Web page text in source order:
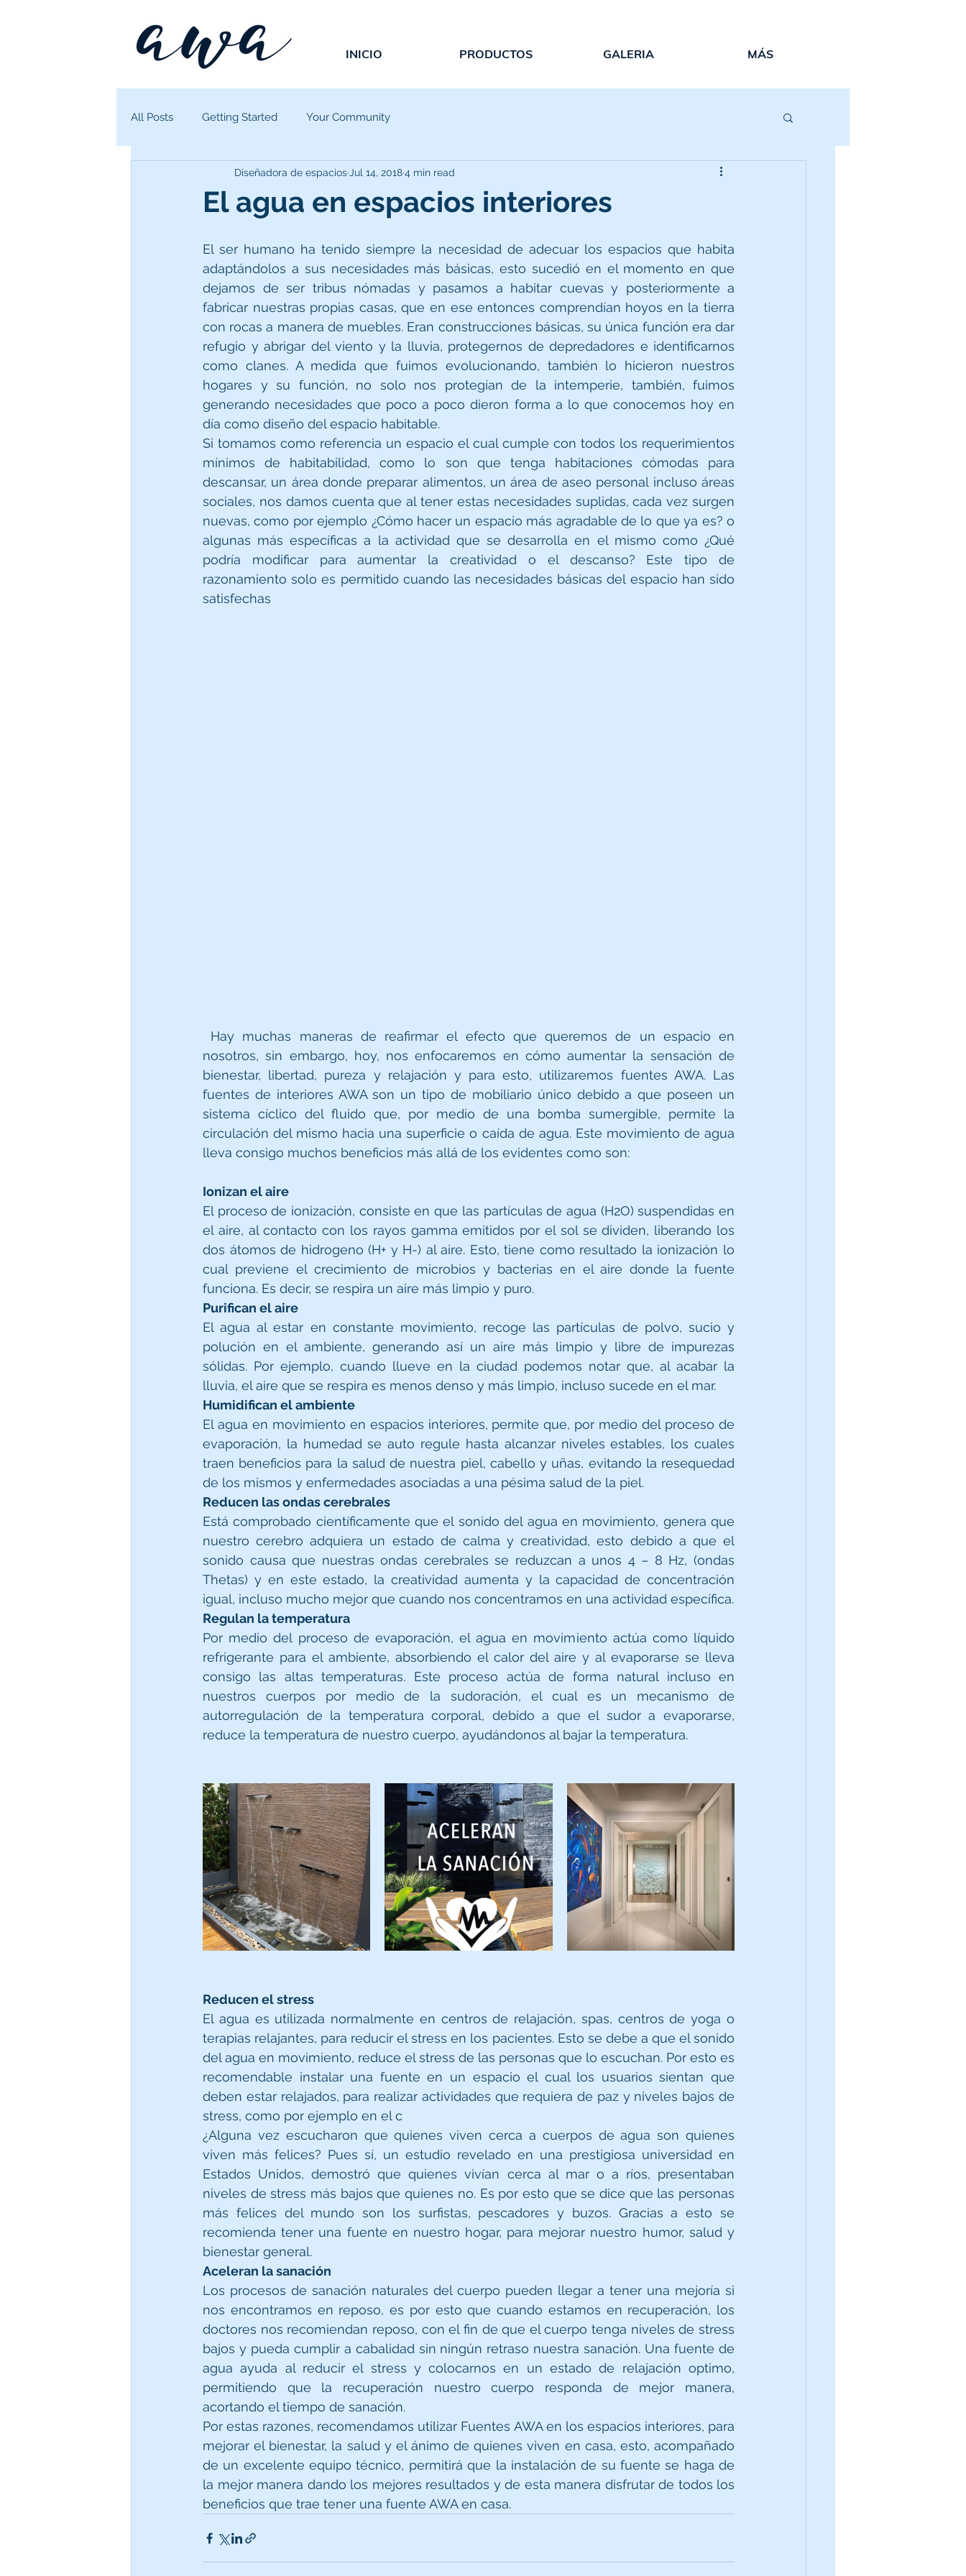
INICIO PRODUCTOS GALERIA MÁS
All Posts Getting Started Your Community
El agua en espacios interiores
Diseñadora de espacios Jul 14, 20184 min read
El ser humano ha tenido siempre la necesidad de adecuar los espacios que habita
adaptándolos a sus necesidades más básicas, esto sucedió en el momento en que
dejamos de ser tribus nómadas y pasamos a habitar cuevas y posteriormente a
fabricar nuestras propias casas, que en ese entonces comprendían hoyos en la tierra
con rocas a manera de muebles. Eran construcciones básicas, su única función era dar
refugio y abrigar del viento y la lluvia, protegernos de depredadores e identificarnos
como clanes. A medida que fuimos evolucionando, también lo hicieron nuestros
hogares y su función, no solo nos protegían de la intemperie, también, fuimos
generando necesidades que poco a poco dieron forma a lo que conocemos hoy en
día como diseño del espacio habitable.
Si tomamos como referencia un espacio el cual cumple con todos los requerimientos
mínimos de habitabilidad, como lo son que tenga habitaciones cómodas para
descansar, un área donde preparar alimentos, un área de aseo personal incluso áreas
sociales, nos damos cuenta que al tener estas necesidades suplidas, cada vez surgen
nuevas, como por ejemplo ¿Cómo hacer un espacio más agradable de lo que ya es? o
algunas más específicas a la actividad que se desarrolla en el mismo como ¿Qué
podría modificar para aumentar la creatividad o el descanso? Este tipo de
razonamiento solo es permitido cuando las necesidades básicas del espacio han sido
satisfechas
nosotros, sin embargo, hoy, nos enfocaremos en cómo aumentar la sensación de
bienestar, libertad, pureza y relajación y para esto, utilizaremos fuentes AWA. Las
fuentes de interiores AWA son un tipo de mobiliario único debido a que poseen un
sistema cíclico del fluido que, por medio de una bomba sumergible, permite la
circulación del mismo hacia una superficie o caída de agua. Este movimiento de agua
lleva consigo muchos beneficios más allá de los evidentes como son:
Ionizan el aire
El proceso de ionización, consiste en que las partículas de agua (H2O) suspendidas en
el aire, al contacto con los rayos gamma emitidos por el sol se dividen, liberando los
dos átomos de hidrogeno (H+ y H-) al aire. Esto, tiene como resultado la ionización lo
cual previene el crecimiento de microbios y bacterias en el aire donde la fuente
funciona. Es decir, se respira un aire más limpio y puro.
Purifican el aire
El agua al estar en constante movimiento, recoge las partículas de polvo, sucio y
polución en el ambiente, generando así un aire más limpio y libre de impurezas
sólidas. Por ejemplo, cuando llueve en la ciudad podemos notar que, al acabar la
lluvia, el aire que se respira es menos denso y más limpio, incluso sucede en el mar.
Humidifican el ambiente
El agua en movimiento en espacios interiores, permite que, por medio del proceso de
evaporación, la humedad se auto regule hasta alcanzar niveles estables, los cuales
traen beneficios para la salud de nuestra piel, cabello y uñas, evitando la resequedad
de los mismos y enfermedades asociadas a una pésima salud de la piel.
Reducen las ondas cerebrales
Está comprobado científicamente que el sonido del agua en movimiento, genera que
nuestro cerebro adquiera un estado de calma y creatividad, esto debido a que el
sonido causa que nuestras ondas cerebrales se reduzcan a unos 4 – 8 Hz, (ondas
Thetas) y en este estado, la creatividad aumenta y la capacidad de concentración
igual, incluso mucho mejor que cuando nos concentramos en una actividad específica.
Regulan la temperatura
Por medio del proceso de evaporación, el agua en movimiento actúa como líquido
refrigerante para el ambiente, absorbiendo el calor del aire y al evaporarse se lleva
consigo las altas temperaturas. Este proceso actúa de forma natural incluso en
nuestros cuerpos por medio de la sudoración, el cual es un mecanismo de
autorregulación de la temperatura corporal, debido a que el sudor a evaporarse,
reduce la temperatura de nuestro cuerpo, ayudándonos al bajar la temperatura.
Reducen el stress
El agua es utilizada normalmente en centros de relajación, spas, centros de yoga o
terapias relajantes, para reducir el stress en los pacientes. Esto se debe a que el sonido
del agua en movimiento, reduce el stress de las personas que lo escuchan. Por esto es
recomendable instalar una fuente en un espacio el cual los usuarios sientan que
deben estar relajados, para realizar actividades que requiera de paz y niveles bajos de
stress, como por ejemplo en el c
¿Alguna vez escucharon que quienes viven cerca a cuerpos de agua son quienes
viven más felices? Pues sí, un estudio revelado en una prestigiosa universidad en
Estados Unidos, demostró que quienes vivían cerca al mar o a ríos, presentaban
niveles de stress más bajos que quienes no. Es por esto que se dice que las personas
más felices del mundo son los surfistas, pescadores y buzos. Gracias a esto se
recomienda tener una fuente en nuestro hogar, para mejorar nuestro humor, salud y
bienestar general.
Aceleran la sanación
Los procesos de sanación naturales del cuerpo pueden llegar a tener una mejoría si
nos encontramos en reposo, es por esto que cuando estamos en recuperación, los
doctores nos recomiendan reposo, con el fin de que el cuerpo tenga niveles de stress
bajos y pueda cumplir a cabalidad sin ningún retraso nuestra sanación. Una fuente de
agua ayuda al reducir el stress y colocarnos en un estado de relajación optimo,
permitiendo que la recuperación nuestro cuerpo responda de mejor manera,
acortando el tiempo de sanación.
Por estas razones, recomendamos utilizar Fuentes AWA en los espacios interiores, para
mejorar el bienestar, la salud y el ánimo de quienes viven en casa, esto, acompañado
de un excelente equipo técnico, permitirá que la instalación de su fuente se haga de
la mejor manera dando los mejores resultados y de esta manera disfrutar de todos los
beneficios que trae tener una fuente AWA en casa.